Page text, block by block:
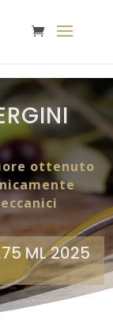
ottenuto
ML 2025